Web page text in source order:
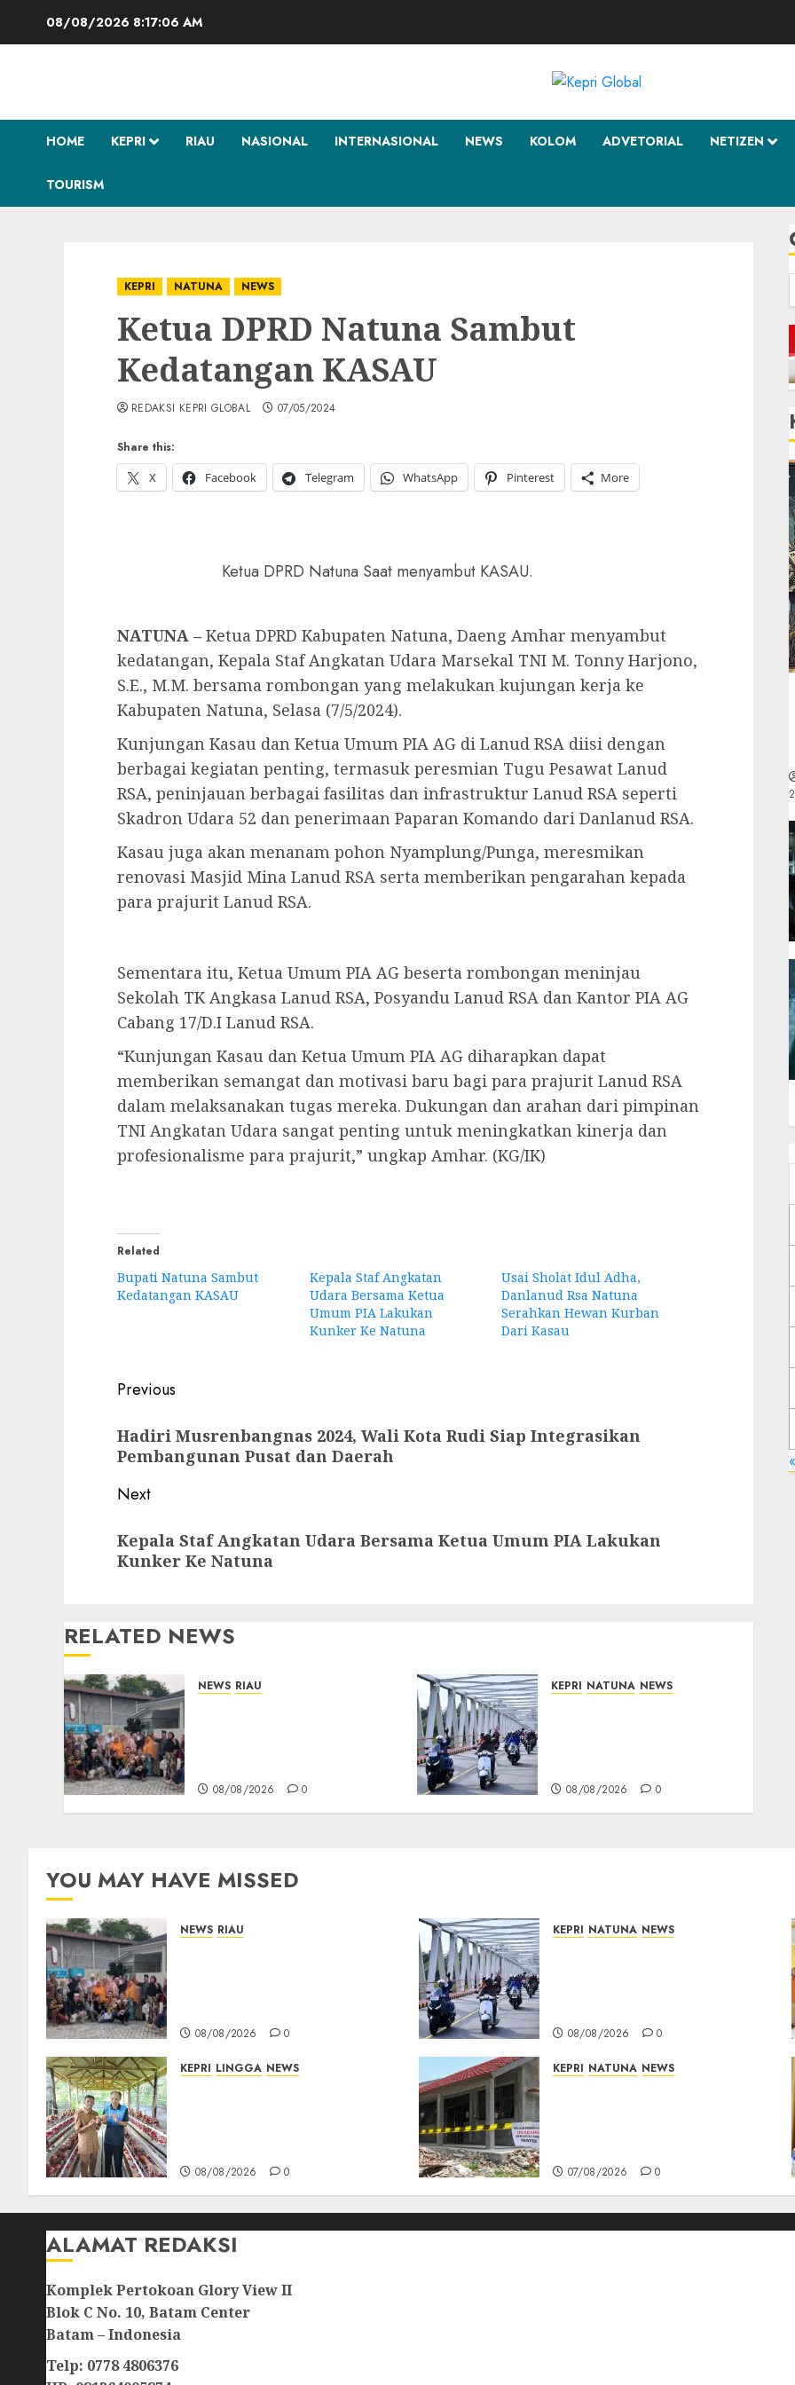
08/08/2026 8:17:07 AM
HOME KEPRI RIAU NASIONAL INTERNASIONAL NEWS KOLOM ADVETORIAL NETIZEN
TOURISM
KEPRI NATUNA NEWS
Ketua DPRD Natuna Sambut
Kedatangan KASAU
Share this:
X
Facebook Telegram WhatsApp Pinterest More
REDAKSI KEPRI GLOBAL 07/05/2024
Ketua DPRD Natuna Saat menyambut KASAU.
NATUNA – Ketua DPRD Kabupaten Natuna, Daeng Amhar menyambut
kedatangan, Kepala Staf Angkatan Udara Marsekal TNI M. Tonny Harjono,
S.E., M.M. bersama rombongan yang melakukan kujungan kerja ke
Kabupaten Natuna, Selasa (7/5/2024).
Kunjungan Kasau dan Ketua Umum PIA AG di Lanud RSA diisi dengan
berbagai kegiatan penting, termasuk peresmian Tugu Pesawat Lanud
RSA, peninjauan berbagai fasilitas dan infrastruktur Lanud RSA seperti
Skadron Udara 52 dan penerimaan Paparan Komando dari Danlanud RSA.
Kasau juga akan menanam pohon Nyamplung/Punga, meresmikan
renovasi Masjid Mina Lanud RSA serta memberikan pengarahan kepada
para prajurit Lanud RSA.
Sementara itu, Ketua Umum PIA AG beserta rombongan meninjau
Sekolah TK Angkasa Lanud RSA, Posyandu Lanud RSA dan Kantor PIA AG
Cabang 17/D.I Lanud RSA.
“Kunjungan Kasau dan Ketua Umum PIA AG diharapkan dapat
memberikan semangat dan motivasi baru bagi para prajurit Lanud RSA
dalam melaksanakan tugas mereka. Dukungan dan arahan dari pimpinan
TNI Angkatan Udara sangat penting untuk meningkatkan kinerja dan
profesionalisme para prajurit,” ungkap Amhar. (KG/IK)
Related
Bupati Natuna Sambut
Kedatangan KASAU
Kepala Staf Angkatan
Udara Bersama Ketua
Umum PIA Lakukan
Kunker Ke Natuna
Usai Sholat Idul Adha,
Danlanud Rsa Natuna
Serahkan Hewan Kurban
Dari Kasau
Post
navigation
Previous
post:
Hadiri Musrenbangnas 2024, Wali Kota Rudi Siap Integrasikan
Pembangunan Pusat dan Daerah
Next
post:
Kepala Staf Angkatan Udara Bersama Ketua Umum PIA Lakukan
Kunker Ke Natuna
RELATED NEWS
NEWS RIAU
08/08/2026 0
KEPRI NATUNA NEWS
08/08/2026 0
YOU MAY HAVE MISSED
NEWS RIAU
08/08/2026 0
KEPRI NATUNA NEWS
08/08/2026 0
KEPRI LINGGA NEWS
08/08/2026 0
KEPRI NATUNA NEWS
07/08/2026 0
ALAMAT REDAKSI
Komplek Pertokoan Glory View II
Blok C No. 10, Batam Center
Batam – Indonesia
Telp: 0778 4806376